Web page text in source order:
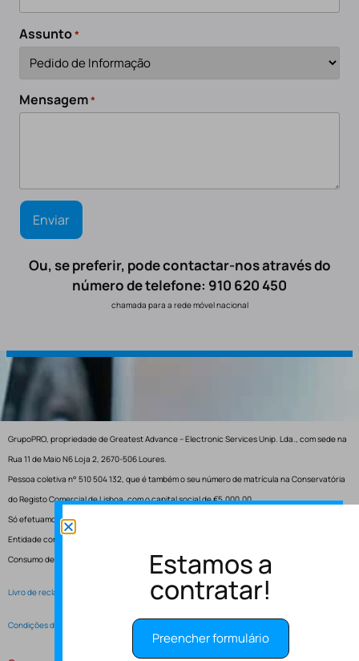
Assunto*
Mensagem*
Ou, se preferir, pode contactar-nos através do
número de telefone: 910 620 450
chamada para a rede móvel nacional
GrupoPRO, propriedade de Greatest Advance – Electronic Services Unip. Lda., com sede na
Rua 11 de Maio N6 Loja 2, 2670-506 Loures.
Pessoa coletiva n° 510 504 132, que é também o seu número de matrícula na Conservatória
do Registo Comercial de Lisboa, com o capital social de €5.000,00.
Só efetuamos entregas em Portugal.
Entidade competente para resolução de conflitos – Centro de Arbitragem de Conflitos de
Consumo de Lisboa.
Livro de reclamações electrónico
Condições de Serviço
Estamos a
contratar!
Preencher formulário